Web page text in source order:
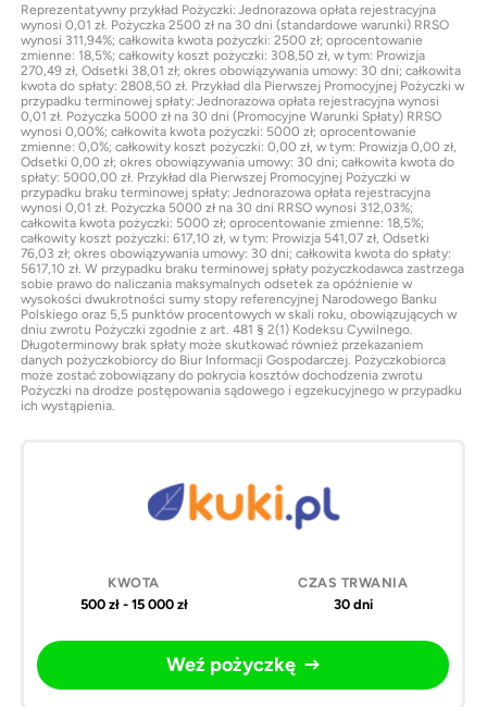
Reprezentatywny przykład Pożyczki: Jednorazowa opłata rejestracyjna
wynosi 0,01 zł. Pożyczka 2500 zł na 30 dni (standardowe warunki) RRSO
wynosi 311,94%; całkowita kwota pożyczki: 2500 zł; oprocentowanie
zmienne: 18,5%; całkowity koszt pożyczki: 308,50 zł, w tym: Prowizja
270,49 zł, Odsetki 38,01 zł; okres obowiązywania umowy: 30 dni; całkowita
kwota do spłaty: 2808,50 zł. Przykład dla Pierwszej Promocyjnej Pożyczki w
przypadku terminowej spłaty: Jednorazowa opłata rejestracyjna wynosi
0,01 zł. Pożyczka 5000 zł na 30 dni (Promocyjne Warunki Spłaty) RRSO
wynosi 0,00%; całkowita kwota pożyczki: 5000 zł; oprocentowanie
zmienne: 0,0%; całkowity koszt pożyczki: 0,00 zł, w tym: Prowizja 0,00 zł,
Odsetki 0,00 zł; okres obowiązywania umowy: 30 dni; całkowita kwota do
spłaty: 5000,00 zł. Przykład dla Pierwszej Promocyjnej Pożyczki w
przypadku braku terminowej spłaty: Jednorazowa opłata rejestracyjna
wynosi 0,01 zł. Pożyczka 5000 zł na 30 dni RRSO wynosi 312,03%;
całkowita kwota pożyczki: 5000 zł; oprocentowanie zmienne: 18,5%;
całkowity koszt pożyczki: 617,10 zł, w tym: Prowizja 541,07 zł, Odsetki
76,03 zł; okres obowiązywania umowy: 30 dni; całkowita kwota do spłaty:
5617,10 zł. W przypadku braku terminowej spłaty pożyczkodawca zastrzega
sobie prawo do naliczania maksymalnych odsetek za opóźnienie w
wysokości dwukrotności sumy stopy referencyjnej Narodowego Banku
Polskiego oraz 5,5 punktów procentowych w skali roku, obowiązujących w
dniu zwrotu Pożyczki zgodnie z art. 481 § 2(1) Kodeksu Cywilnego.
Długoterminowy brak spłaty może skutkować również przekazaniem
danych pożyczkobiorcy do Biur Informacji Gospodarczej. Pożyczkobiorca
może zostać zobowiązany do pokrycia kosztów dochodzenia zwrotu
Pożyczki na drodze postępowania sądowego i egzekucyjnego w przypadku
ich wystąpienia.
500 zł - 15 000 zł 30 dni
Weź pożyczkę